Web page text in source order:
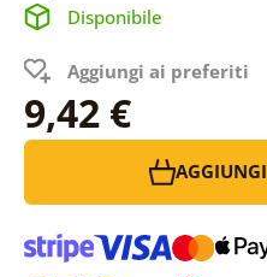
Disponibile
Aggiungi ai preferiti
9,42 €